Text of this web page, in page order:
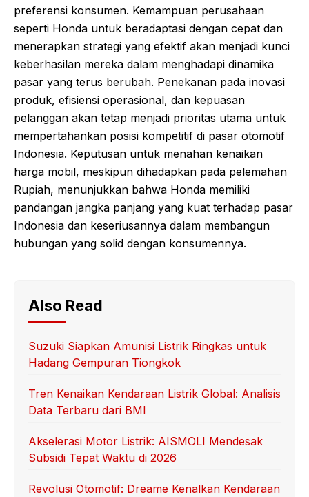
preferensi konsumen. Kemampuan perusahaan
seperti Honda untuk beradaptasi dengan cepat dan
menerapkan strategi yang efektif akan menjadi kunci
keberhasilan mereka dalam menghadapi dinamika
pasar yang terus berubah. Penekanan pada inovasi
produk, efisiensi operasional, dan kepuasan
pelanggan akan tetap menjadi prioritas utama untuk
mempertahankan posisi kompetitif di pasar otomotif
Indonesia. Keputusan untuk menahan kenaikan
harga mobil, meskipun dihadapkan pada pelemahan
Rupiah, menunjukkan bahwa Honda memiliki
pandangan jangka panjang yang kuat terhadap pasar
Indonesia dan keseriusannya dalam membangun
hubungan yang solid dengan konsumennya.
Also Read
Suzuki Siapkan Amunisi Listrik Ringkas untuk
Hadang Gempuran Tiongkok
Tren Kenaikan Kendaraan Listrik Global: Analisis
Data Terbaru dari BMI
Akselerasi Motor Listrik: AISMOLI Mendesak
Subsidi Tepat Waktu di 2026
Revolusi Otomotif: Dreame Kenalkan Kendaraan